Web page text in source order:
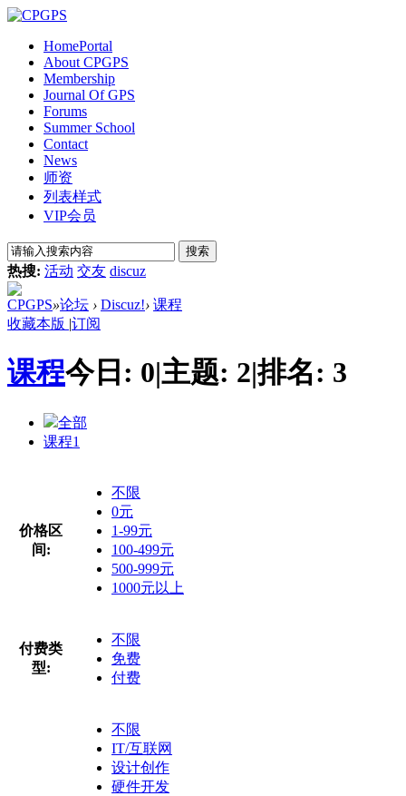
HomePortal
About CPGPS
Membership
Journal Of GPS
Forums
Summer School
Contact
News
师资
列表样式
VIP会员
搜索
热搜: 活动 交友 discuz
CPGPS»论坛 › Discuz!› 课程
收藏本版 |订阅
课程今日: 0|主题: 2|排名: 3
全部
课程1
价格区
间:
不限
0元
1-99元
100-499元
500-999元
1000元以上
付费类
型:
不限
免费
付费
不限
IT/互联网
设计创作
硬件开发